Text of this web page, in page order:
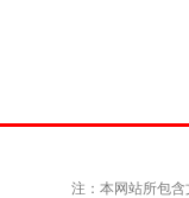
注：本网站所包